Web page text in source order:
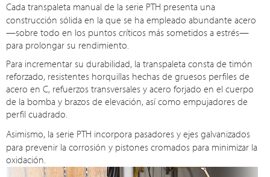
Cada transpaleta manual de la serie PTH presenta una
construcción sólida en la que se ha empleado abundante acero
—sobre todo en los puntos críticos más sometidos a estrés—
para prolongar su rendimiento.
Para incrementar su durabilidad, la transpaleta consta de timón
reforzado, resistentes horquillas hechas de gruesos perfiles de
acero en C, refuerzos transversales y acero forjado en el cuerpo
de la bomba y brazos de elevación, así como empujadores de
perfil cuadrado.
Asimismo, la serie PTH incorpora pasadores y ejes galvanizados
para prevenir la corrosión y pistones cromados para minimizar la
oxidación.